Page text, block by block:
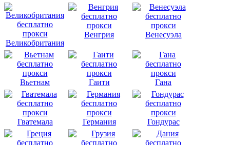
Великобритания
Венгрия Венесуэла
Вьетнам Гаити Гана
Гватемала Германия Гондурас